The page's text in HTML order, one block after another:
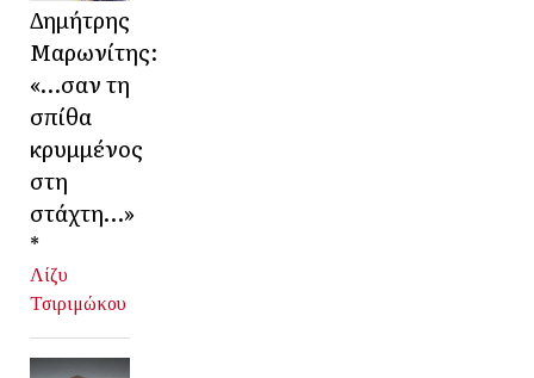
Δημήτρης
Μαρωνίτης:
«…σαν τη
σπίθα
κρυμμένος
στη
στάχτη…»
*
Λίζυ
Τσιριμώκου